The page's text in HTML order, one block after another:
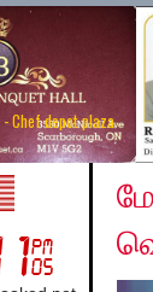
Chef depot plaza